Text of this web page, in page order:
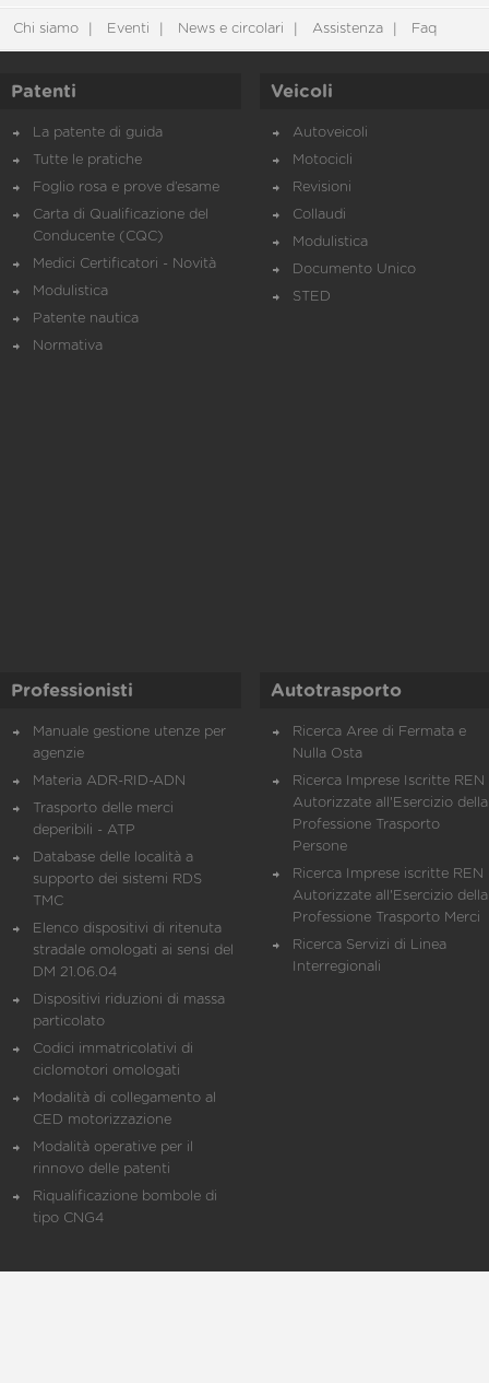
Chi siamo Eventi News e circolari Assistenza Faq
Patenti
La patente di guida
Tutte le pratiche
Foglio rosa e prove d’esame
Carta di Qualificazione del
Conducente (CQC)
Medici Certificatori - Novità
Modulistica
Patente nautica
Normativa
Veicoli
Autoveicoli
Motocicli
Revisioni
Collaudi
Modulistica
Documento Unico
STED
Professionisti
Manuale gestione utenze per
agenzie
Materia ADR-RID-ADN
Trasporto delle merci
deperibili - ATP
Database delle località a
supporto dei sistemi RDS
TMC
Elenco dispositivi di ritenuta
stradale omologati ai sensi del
DM 21.06.04
Dispositivi riduzioni di massa
particolato
Codici immatricolativi di
ciclomotori omologati
Modalità di collegamento al
CED motorizzazione
Modalità operative per il
rinnovo delle patenti
Riqualificazione bombole di
tipo CNG4
Autotrasporto
Ricerca Aree di Fermata e
Nulla Osta
Ricerca Imprese Iscritte REN
Autorizzate all'Esercizio della
Professione Trasporto
Persone
Ricerca Imprese iscritte REN
Autorizzate all'Esercizio della
Professione Trasporto Merci
Ricerca Servizi di Linea
Interregionali